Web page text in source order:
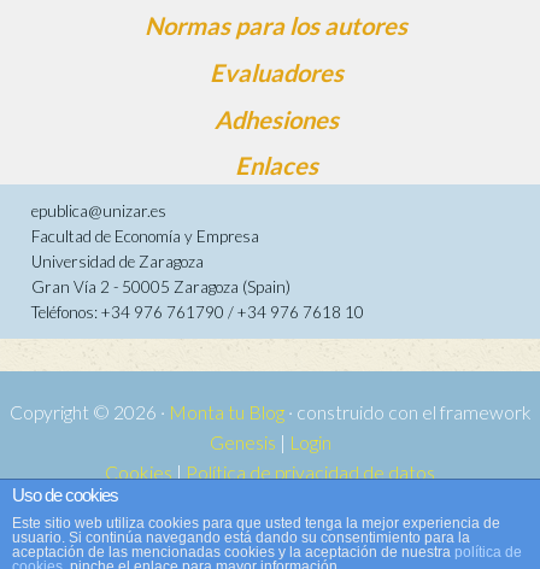
Normas para los autores
Evaluadores
Adhesiones
Enlaces
epublica@unizar.es
Facultad de Economía y Empresa
Universidad de Zaragoza
Gran Vía 2 - 50005 Zaragoza (Spain)
Teléfonos: +34 976 761790 / +34 976 7618 10
Copyright © 2026 · Monta tu Blog· construido con el framework
Genesis | Login
Cookies | Política de privacidad de datos
Copyright © 2026 ·
WordPress·Acceder
Uso de cookies
Este sitio web utiliza cookies para que usted tenga la mejor experiencia de
usuario. Si continúa navegando está dando su consentimiento para la
aceptación de las mencionadas cookies y la aceptación de nuestra política de